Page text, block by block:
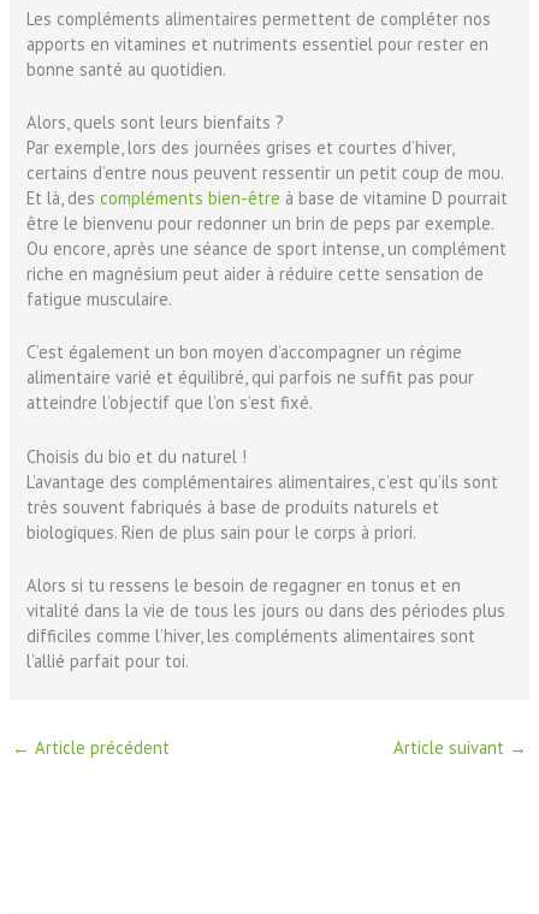
Les compléments alimentaires permettent de compléter nos
apports en vitamines et nutriments essentiel pour rester en
bonne santé au quotidien.
Alors, quels sont leurs bienfaits ?
Par exemple, lors des journées grises et courtes d’hiver,
certains d’entre nous peuvent ressentir un petit coup de mou.
Et là, descompléments bien-être à base de vitamine D pourrait
être le bienvenu pour redonner un brin de peps par exemple.
Ou encore, après une séance de sport intense, un complément
riche en magnésium peut aider à réduire cette sensation de
fatigue musculaire.
C’est également un bon moyen d’accompagner un régime
alimentaire varié et équilibré, qui parfois ne suffit pas pour
atteindre l’objectif que l’on s’est fixé.
Choisis du bio et du naturel !
L’avantage des complémentaires alimentaires, c’est qu’ils sont
très souvent fabriqués à base de produits naturels et
biologiques. Rien de plus sain pour le corps à priori.
Alors si tu ressens le besoin de regagner en tonus et en
vitalité dans la vie de tous les jours ou dans des périodes plus
difficiles comme l’hiver, les compléments alimentaires sont
l’allié parfait pour toi.
← Article précédent Article suivant →